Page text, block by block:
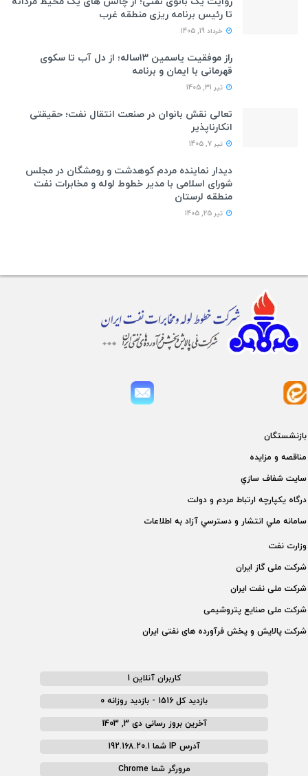
تا رئیس برنامه ریزی منطقه غرب
خرداد 19, 1405
راز موفقیت یاسمین ۱۳ساله؛ از دل آب تا سکوی
قهرمانی با ایمان و برنامه
تیر 31, 1405
تعالی نقش بانوان در صنعت انتقال نفت؛ حقیقتی
انکارناپذیر
تیر 7, 1405
دیدار نماینده مردم کوهدشت و رومشگان در مجلس
شورای اسلامی با مدیر خطوط لوله و مخابرات نفت
منطقه لرستان
تیر 25, 1405
بازنشستگان
مناقصه و مزايده
سايت شفاف سازي
درگاه يكپارچه ارتباط مردم و دولت
سامانه ملي انتشار و دسترسي آزاد به اطلاعات
وزارت نفت
شركت ملی گاز ايران
شركت ملی نفت ايران
شركت ملی صنايع پتروشيمی
شركت پالايش و پخش فرآورده های نفتی ايران
کاربران آنلاین 1
بازدید کل 1516 - بازدید روزانه 0
آخرین بروز رسانی دی 3, 1403
آدرس IP شما 192.168.20.1
مرورگر شما Chrome